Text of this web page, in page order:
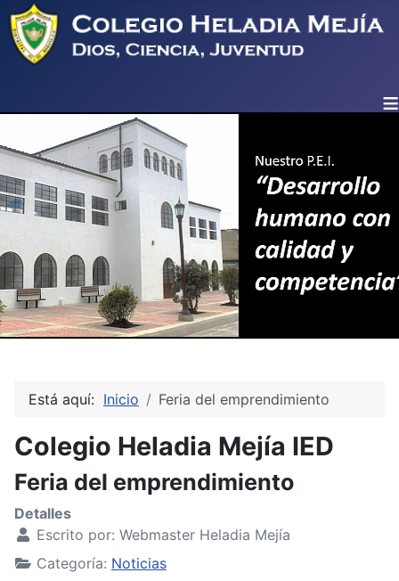
≡
Está aquí: Inicio Feria del emprendimiento
Colegio Heladia Mejía IED
Feria del emprendimiento
Detalles
Escrito por: Webmaster Heladia Mejía
Categoría: Noticias